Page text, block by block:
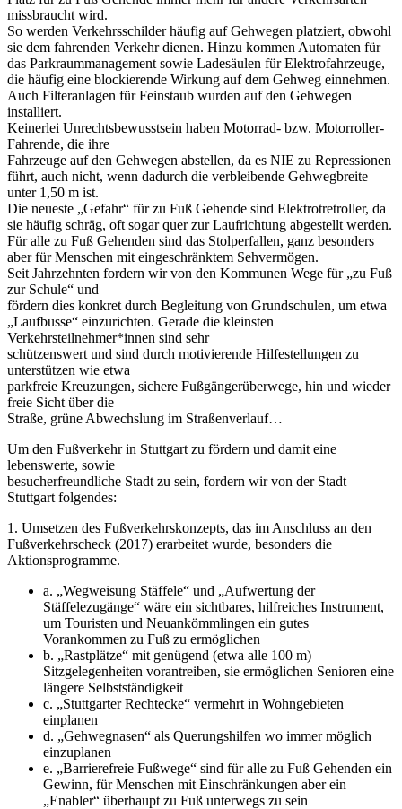
missbraucht wird.
So werden Verkehrsschilder häufig auf Gehwegen platziert, obwohl
sie dem fahrenden Verkehr dienen. Hinzu kommen Automaten für
das Parkraummanagement sowie Ladesäulen für Elektrofahrzeuge,
die häufig eine blockierende Wirkung auf dem Gehweg einnehmen.
Auch Filteranlagen für Feinstaub wurden auf den Gehwegen
installiert.
Keinerlei Unrechtsbewusstsein haben Motorrad- bzw. Motorroller-
Fahrende, die ihre
Fahrzeuge auf den Gehwegen abstellen, da es NIE zu Repressionen
führt, auch nicht, wenn dadurch die verbleibende Gehwegbreite
unter 1,50 m ist.
Die neueste „Gefahr“ für zu Fuß Gehende sind Elektrotretroller, da
sie häufig schräg, oft sogar quer zur Laufrichtung abgestellt werden.
Für alle zu Fuß Gehenden sind das Stolperfallen, ganz besonders
aber für Menschen mit eingeschränktem Sehvermögen.
Seit Jahrzehnten fordern wir von den Kommunen Wege für „zu Fuß
zur Schule“ und
fördern dies konkret durch Begleitung von Grundschulen, um etwa
„Laufbusse“ einzurichten. Gerade die kleinsten
Verkehrsteilnehmer*innen sind sehr
schützenswert und sind durch motivierende Hilfestellungen zu
unterstützen wie etwa
parkfreie Kreuzungen, sichere Fußgängerüberwege, hin und wieder
freie Sicht über die
Straße, grüne Abwechslung im Straßenverlauf…
Um den Fußverkehr in Stuttgart zu fördern und damit eine
lebenswerte, sowie
besucherfreundliche Stadt zu sein, fordern wir von der Stadt
Stuttgart folgendes:
1. Umsetzen des Fußverkehrskonzepts, das im Anschluss an den
Fußverkehrscheck (2017) erarbeitet wurde, besonders die
Aktionsprogramme.
a. „Wegweisung Stäffele“ und „Aufwertung der
Stäffelezugänge“ wäre ein sichtbares, hilfreiches Instrument,
um Touristen und Neuankömmlingen ein gutes
Vorankommen zu Fuß zu ermöglichen
b. „Rastplätze“ mit genügend (etwa alle 100 m)
Sitzgelegenheiten vorantreiben, sie ermöglichen Senioren eine
längere Selbstständigkeit
c. „Stuttgarter Rechtecke“ vermehrt in Wohngebieten
einplanen
d. „Gehwegnasen“ als Querungshilfen wo immer möglich
einzuplanen
e. „Barrierefreie Fußwege“ sind für alle zu Fuß Gehenden ein
Gewinn, für Menschen mit Einschränkungen aber ein
„Enabler“ überhaupt zu Fuß unterwegs zu sein